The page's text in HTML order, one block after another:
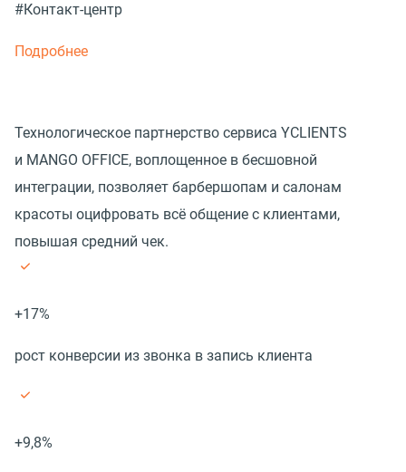
#Контакт-центр
Подробнее
Технологическое партнерство сервиса YCLIENTS
и MANGO OFFICE, воплощенное в бесшовной
интеграции, позволяет барбершопам и салонам
красоты оцифровать всё общение с клиентами,
повышая средний чек.
+17%
рост конверсии из звонка в запись клиента
+9,8%